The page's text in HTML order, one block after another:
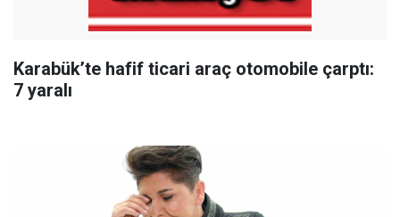
Karabük’te hafif ticari araç otomobile çarptı:
7 yaralı